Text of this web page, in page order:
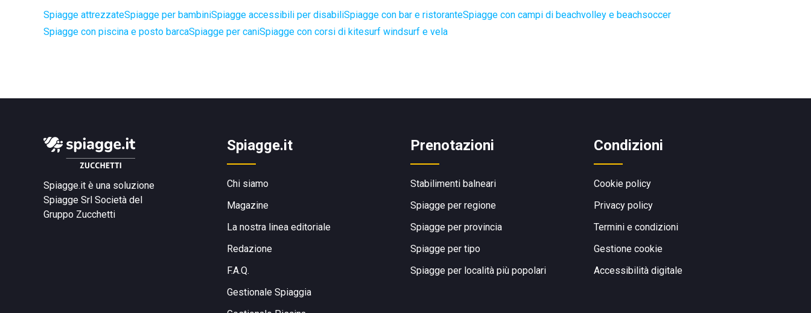
Spiagge attrezzateSpiagge per bambiniSpiagge accessibili per disabiliSpiagge con bar e ristoranteSpiagge con campi di beachvolley e beachsoccer
Spiagge con piscina e posto barcaSpiagge per caniSpiagge con corsi di kitesurf windsurf e vela
Spiagge.it è una soluzione
Spiagge Srl Società del
Gruppo Zucchetti
Spiagge.it
Chi siamo
Magazine
La nostra linea editoriale
Redazione
F.A.Q.
Gestionale Spiaggia
Prenotazioni
Stabilimenti balneari
Spiagge per regione
Spiagge per provincia
Spiagge per tipo
Spiagge per località più popolari
Condizioni
Cookie policy
Privacy policy
Termini e condizioni
Gestione cookie
Accessibilità digitale